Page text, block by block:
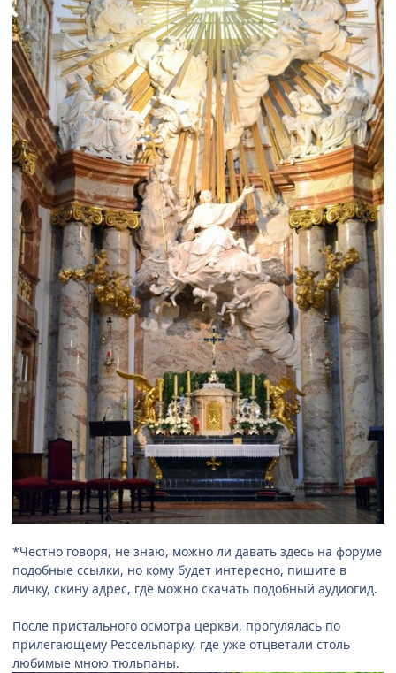
*Честно говоря, не знаю, можно ли давать здесь на форуме
подобные ссылки, но кому будет интересно, пишите в
личку, скину адрес, где можно скачать подобный аудиогид.
После пристального осмотра церкви, прогулялась по
прилегающему Рессельпарку, где уже отцветали столь
любимые мною тюльпаны.